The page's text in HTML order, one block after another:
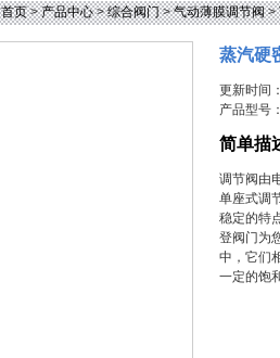
首页>产品中心>综合阀门>气动薄膜调节阀>
蒸汽硬
更新时间
产品型号
简单描
调节阀由
单座式调
稳定的特
登阀门为
中，它们
一定的饱